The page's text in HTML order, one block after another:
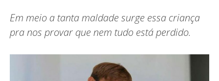
Em meio a tanta maldade surge essa criança
pra nos provar que nem tudo está perdido.